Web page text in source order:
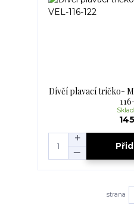
Dívčí plavací tričko-
strana